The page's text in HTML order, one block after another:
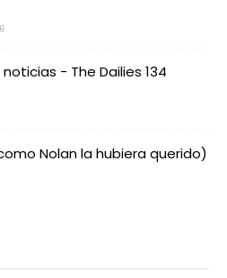
- The Dailies 134
Nolan la hubiera querido)